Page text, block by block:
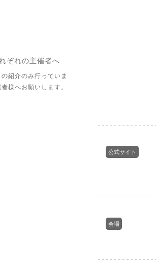
ぞれの主催者へ
紹介のみ行っていま
様へお願いします。
公式サイト
会場